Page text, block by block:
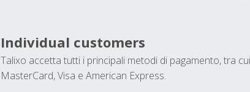
Individual customers
Talixo accetta tutti i principali metodi di pagamento, tra cui
MasterCard, Visa e American Express.